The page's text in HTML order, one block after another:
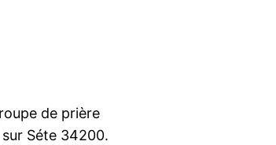
de prière
Séte 34200.